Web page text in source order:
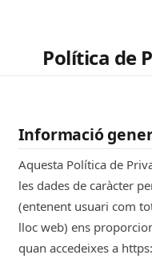
Política de
Informació
Aquesta Política de
les dades de caràcter
(entenent usuari com
lloc web) ens
quan accedeixes a